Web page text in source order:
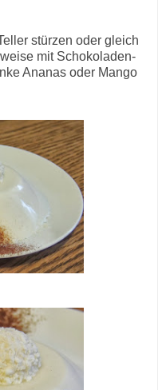
stürzen oder gleich
mit Schokoladen-
Ananas oder Mango